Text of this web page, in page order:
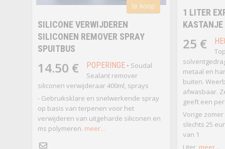
1 LITER
25 €
metaal en
buiten.
afwasbaar.
geeft een
Vorige zomer
slechts 25
van 1
Liter. meer...
te koop
SILICONE VERWIJDEREN
SILICONEN REMOVER SPRAY
SPUITBUS
14.50 € POPERINGE• Soudal
Sealant remover
siliconen verwijderaar 400ml, sprays
- Gebruiksklare en snelwerkende spray
op basis van terpenen voor het
verwijderen van uitgeharde siliconen en
ms polymeren. meer...